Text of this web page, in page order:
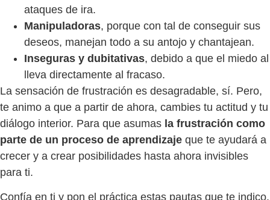
ataques de ira.
Manipuladoras, porque con tal de conseguir sus
deseos, manejan todo a su antojo y chantajean.
Inseguras y dubitativas, debido a que el miedo al
lleva directamente al fracaso.
La sensación de frustración es desagradable, sí. Pero,
te animo a que a partir de ahora, cambies tu actitud y tu
diálogo interior. Para que asumas la frustración como
parte de un proceso de aprendizaje que te ayudará a
crecer y a crear posibilidades hasta ahora invisibles
para ti.
Confía en ti y pon el práctica estas pautas que te indico.